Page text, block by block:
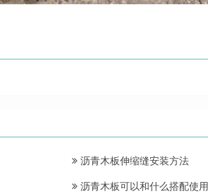
沥青木板伸缩缝安装方法
沥青木板可以和什么搭配使用